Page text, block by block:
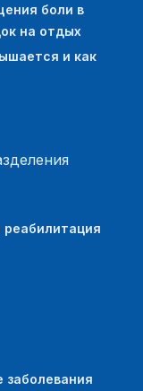
боли в
на отдых
и как
реабилитация
заболевания